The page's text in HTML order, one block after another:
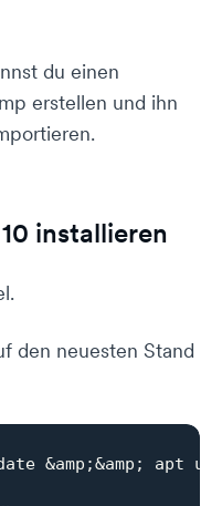
du einen
erstellen und ihn
installieren
den neuesten Stand
&amp;&amp; apt